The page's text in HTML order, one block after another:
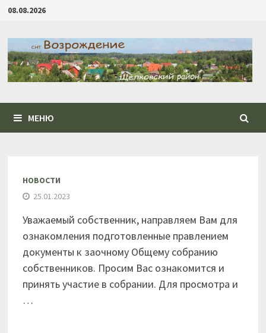
Перейти
содержимому
08.08.2026
МЕНЮ
НОВОСТИ
25.01.2023
Уважаемый собственник, направляем Вам для
ознакомления подготовленные правлением
документы к заочному Общему собранию
собственников. Просим Вас ознакомится и
принять участие в собрании. Для просмотра и
…